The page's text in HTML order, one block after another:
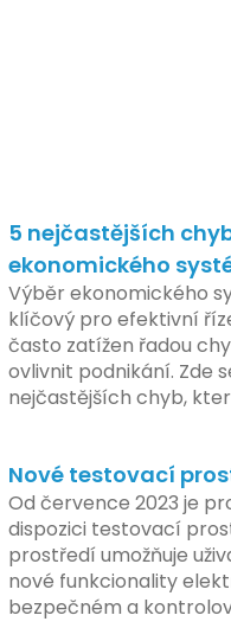
5 nejčastějších
ekonomického
Výběr ekonomického
klíčový pro efektivní
často zatížen řadou
ovlivnit podnikání. Zde
nejčastějších chyb,
Nové testovací
Od července 2023 je
dispozici testovací
prostředí umožňuje
nové funkcionality
bezpečném a